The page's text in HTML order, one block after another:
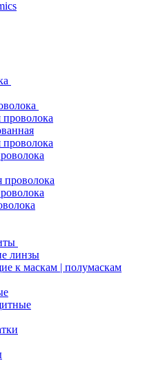
проволока
линзы
к маскам | полумаскам